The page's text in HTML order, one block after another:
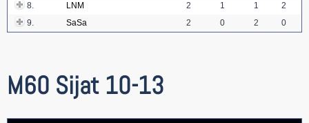
8.
LNM 2 1 1
2
9.
SaSa 2 0 2 0
M60 Sijat 10-13